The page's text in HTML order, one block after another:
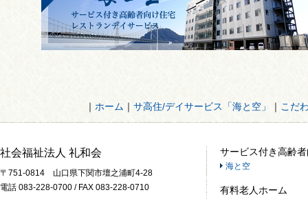
｜ ホーム ｜ サ高住/デイサービス「海と空」 ｜ こだ
社会福祉法人 礼和会
〒751-0814 山口県下関市壇之浦町4-28
電話 083-228-0700 / FAX 083-228-0710
サービス付き高齢
海と空
有料老人ホーム